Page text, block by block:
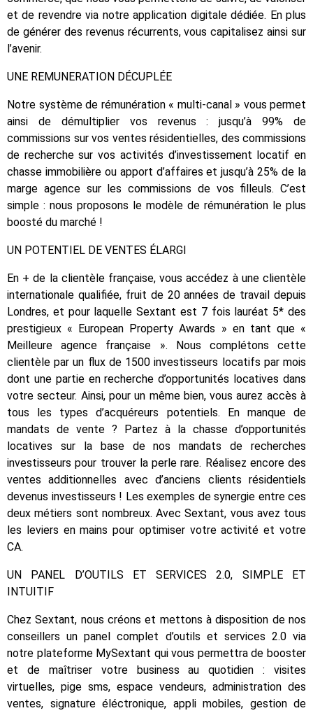
et de revendre via notre application digitale dédiée. En plus
de générer des revenus récurrents, vous capitalisez ainsi sur
l’avenir.
UNE REMUNERATION DÉCUPLÉE
Notre système de rémunération « multi-canal » vous permet
ainsi de démultiplier vos revenus : jusqu’à 99% de
commissions sur vos ventes résidentielles, des commissions
de recherche sur vos activités d’investissement locatif en
chasse immobilière ou apport d’affaires et jusqu’à 25% de la
marge agence sur les commissions de vos filleuls. C’est
simple : nous proposons le modèle de rémunération le plus
boosté du marché !
UN POTENTIEL DE VENTES ÉLARGI
En + de la clientèle française, vous accédez à une clientèle
internationale qualifiée, fruit de 20 années de travail depuis
Londres, et pour laquelle Sextant est 7 fois lauréat 5* des
prestigieux « European Property Awards » en tant que «
Meilleure agence française ». Nous complétons cette
clientèle par un flux de 1500 investisseurs locatifs par mois
dont une partie en recherche d’opportunités locatives dans
votre secteur. Ainsi, pour un même bien, vous aurez accès à
tous les types d’acquéreurs potentiels. En manque de
mandats de vente ? Partez à la chasse d’opportunités
locatives sur la base de nos mandats de recherches
investisseurs pour trouver la perle rare. Réalisez encore des
ventes additionnelles avec d’anciens clients résidentiels
devenus investisseurs ! Les exemples de synergie entre ces
deux métiers sont nombreux. Avec Sextant, vous avez tous
les leviers en mains pour optimiser votre activité et votre
CA.
UN PANEL D’OUTILS ET SERVICES 2.0, SIMPLE ET
INTUITIF
Chez Sextant, nous créons et mettons à disposition de nos
conseillers un panel complet d’outils et services 2.0 via
notre plateforme MySextant qui vous permettra de booster
et de maîtriser votre business au quotidien : visites
virtuelles, pige sms, espace vendeurs, administration des
ventes, signature éléctronique, appli mobiles, gestion de